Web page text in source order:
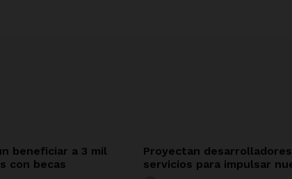
beneficiar a 3 mil
con becas
Proyectan
servicios para impulsar